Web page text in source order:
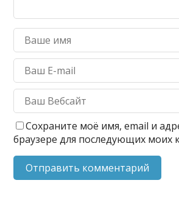
Сохраните моё имя, email и
браузере для последующих моих